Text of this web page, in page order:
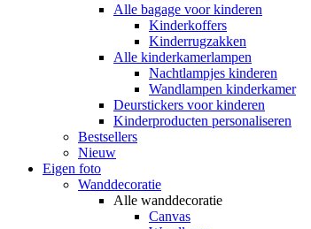
Alle bagage voor kinderen
Kinderkoffers
Kinderrugzakken
Alle kinderkamerlampen
Nachtlampjes kinderen
Wandlampen kinderkamer
Deurstickers voor kinderen
Kinderproducten personaliseren
Bestsellers
Nieuw
Eigen foto
Wanddecoratie
Alle wanddecoratie
Canvas